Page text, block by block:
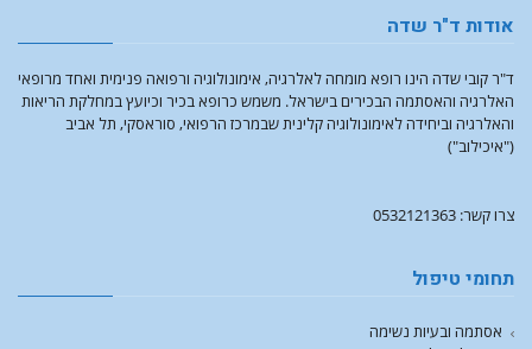
אודות ד"ר שדה
ד"ר קובי שדה הינו רופא מומחה לאלרגיה, אימונולוגיה ורפואה פנימית ואחד מרופאי
האלרגיה והאסתמה הבכירים בישראל. משמש כרופא בכיר וכיועץ במחלקת הריאות
והאלרגיה וביחידה לאימונולוגיה קלינית שבמרכז הרפואי, סוראסקי, תל אביב
("איכילוב")
צרו קשר: 0532121363
תחומי טיפול
אסתמה ובעיות נשימה